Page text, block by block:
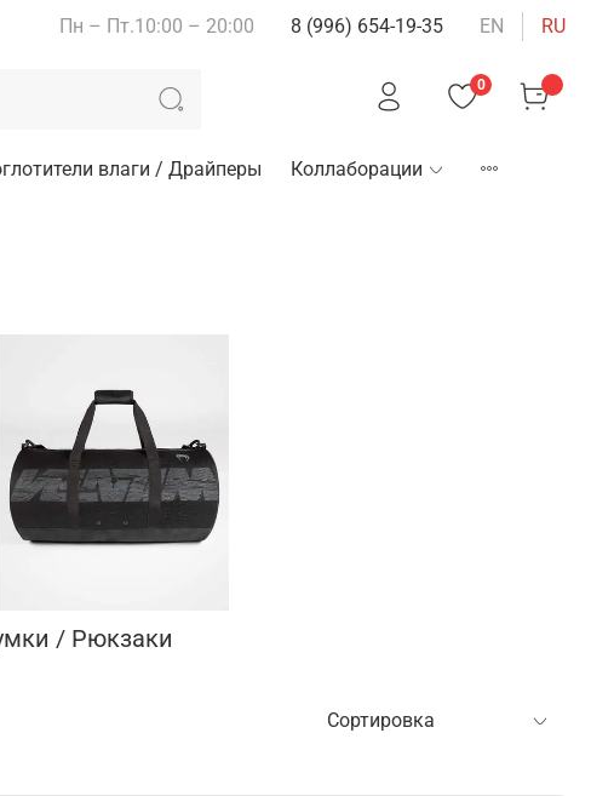
Пн – Пт.10:00 – 20:00 8 (996) 654-19-35 EN RU
0
влаги / Драйперы Коллаборации
/ Рюкзаки